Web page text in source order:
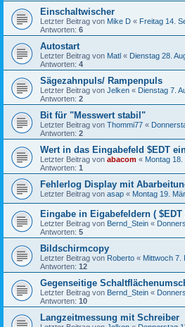
Einschaltwischer
Letzter Beitrag von Mike D « Freitag 14.
Antworten: 6
Autostart
Letzter Beitrag von Matl « Dienstag 28.
Antworten: 4
Sägezahnpuls/ Rampenpuls
Letzter Beitrag von Jelken « Dienstag 7.
Antworten: 2
Bit für "Messwert stabil"
Letzter Beitrag von Thommi77 «
Antworten: 2
Wert in das Eingabefeld $EDT
Letzter Beitrag von abacom « Montag
Antworten: 1
Fehlerlog Display mit
Letzter Beitrag von asap « Montag 19.
Eingabe in Eigabefeldern ( $EDT
Letzter Beitrag von Bernd_Stein «
Antworten: 5
Bildschirmcopy
Letzter Beitrag von Roberto « Mittwoch 7.
Antworten: 12
Gegenseitige
Letzter Beitrag von Bernd_Stein «
Antworten: 10
Langzeitmessung mit Schreiber